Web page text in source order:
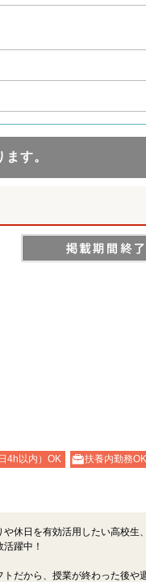
す。
4h以内）OK
扶養内勤務OK
や休日を有効活用したい高校生
躍中！
トだから、授業が終わった後や